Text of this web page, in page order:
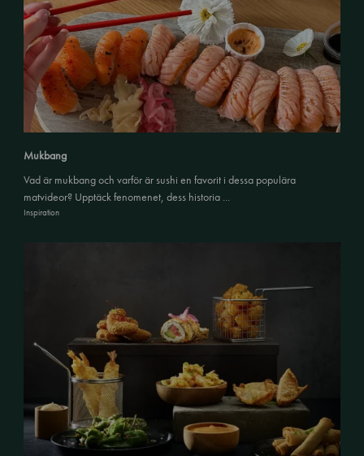
Mukbang
Vad är mukbang och varför är sushi en favorit i dessa populära
matvideor? Upptäck fenomenet, dess historia ...
Inspiration